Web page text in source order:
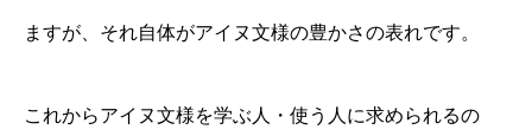
ますが、それ自体がアイヌ文様の豊かさの表れです。
これからアイヌ文様を学ぶ人・使う人に求められるの